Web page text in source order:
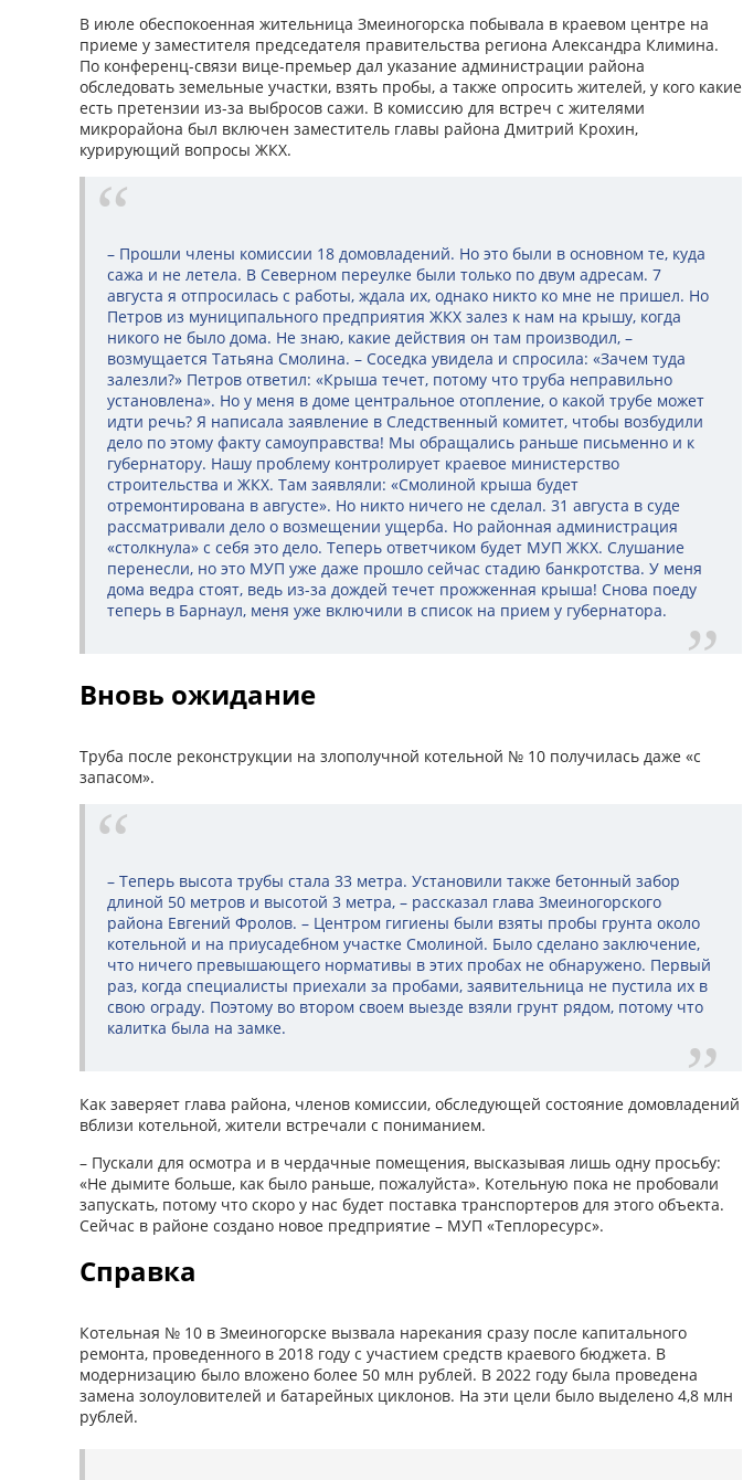
В июле обеспокоенная жительница Змеиногорска побывала в краевом центре на
приеме у заместителя председателя правительства региона Александра Климина.
По конференц-связи вице-премьер дал указание администрации района
обследовать земельные участки, взять пробы, а также опросить жителей, у кого какие
есть претензии из-за выбросов сажи. В комиссию для встреч с жителями
микрорайона был включен заместитель главы района Дмитрий Крохин,
курирующий вопросы ЖКХ.
– Прошли члены комиссии 18 домовладений. Но это были в основном те, куда
сажа и не летела. В Северном переулке были только по двум адресам. 7
августа я отпросилась с работы, ждала их, однако никто ко мне не пришел. Но
Петров из муниципального предприятия ЖКХ залез к нам на крышу, когда
никого не было дома. Не знаю, какие действия он там производил, –
возмущается Татьяна Смолина. – Соседка увидела и спросила: «Зачем туда
залезли?» Петров ответил: «Крыша течет, потому что труба неправильно
установлена». Но у меня в доме центральное отопление, о какой трубе может
идти речь? Я написала заявление в Следственный комитет, чтобы возбудили
дело по этому факту самоуправства! Мы обращались раньше письменно и к
губернатору. Нашу проблему контролирует краевое министерство
строительства и ЖКХ. Там заявляли: «Смолиной крыша будет
отремонтирована в августе». Но никто ничего не сделал. 31 августа в суде
рассматривали дело о возмещении ущерба. Но районная администрация
«столкнула» с себя это дело. Теперь ответчиком будет МУП ЖКХ. Слушание
перенесли, но это МУП уже даже прошло сейчас стадию банкротства. У меня
дома ведра стоят, ведь из-за дождей течет прожженная крыша! Снова поеду
теперь в Барнаул, меня уже включили в список на прием у губернатора.
Вновь ожидание
Труба после реконструкции на злополучной котельной № 10 получилась даже «с
запасом».
– Теперь высота трубы стала 33 метра. Установили также бетонный забор
длиной 50 метров и высотой 3 метра, – рассказал глава Змеиногорского
района Евгений Фролов. – Центром гигиены были взяты пробы грунта около
котельной и на приусадебном участке Смолиной. Было сделано заключение,
что ничего превышающего нормативы в этих пробах не обнаружено. Первый
раз, когда специалисты приехали за пробами, заявительница не пустила их в
свою ограду. Поэтому во втором своем выезде взяли грунт рядом, потому что
калитка была на замке.
Как заверяет глава района, членов комиссии, обследующей состояние домовладений
вблизи котельной, жители встречали с пониманием.
– Пускали для осмотра и в чердачные помещения, высказывая лишь одну просьбу:
«Не дымите больше, как было раньше, пожалуйста». Котельную пока не пробовали
запускать, потому что скоро у нас будет поставка транспортеров для этого объекта.
Сейчас в районе создано новое предприятие – МУП «Теплоресурс».
Справка
Котельная № 10 в Змеиногорске вызвала нарекания сразу после капитального
ремонта, проведенного в 2018 году с участием средств краевого бюджета. В
модернизацию было вложено более 50 млн рублей. В 2022 году была проведена
замена золоуловителей и батарейных циклонов. На эти цели было выделено 4,8 млн
рублей.